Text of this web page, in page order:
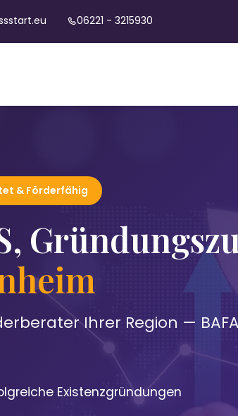
06221 - 3215930
& Förderfähig
Ihrer Region —
Existenzgründungen